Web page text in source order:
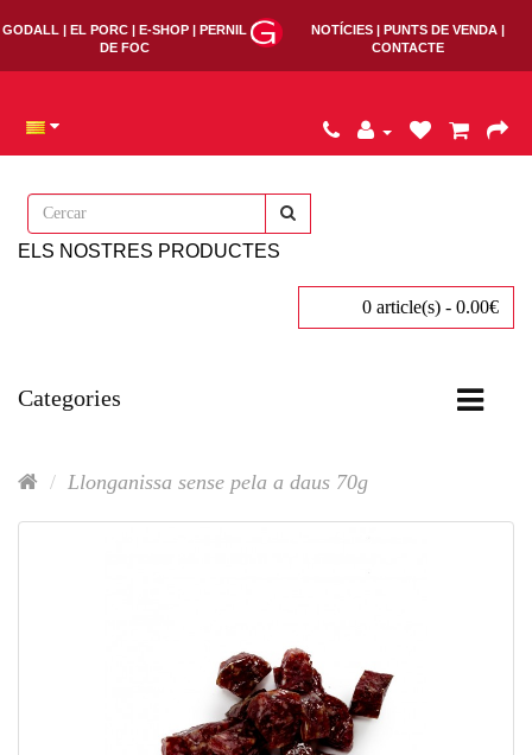
GODALL EL PORC E-SHOP
PERNIL
DE FOC
NOTÍCIES
PUNTS DE VENDA
CONTACTE
ELS NOSTRES PRODUCTES
0 article(s) - 0.00€
Categories
Llonganissa sense pela a daus 70g